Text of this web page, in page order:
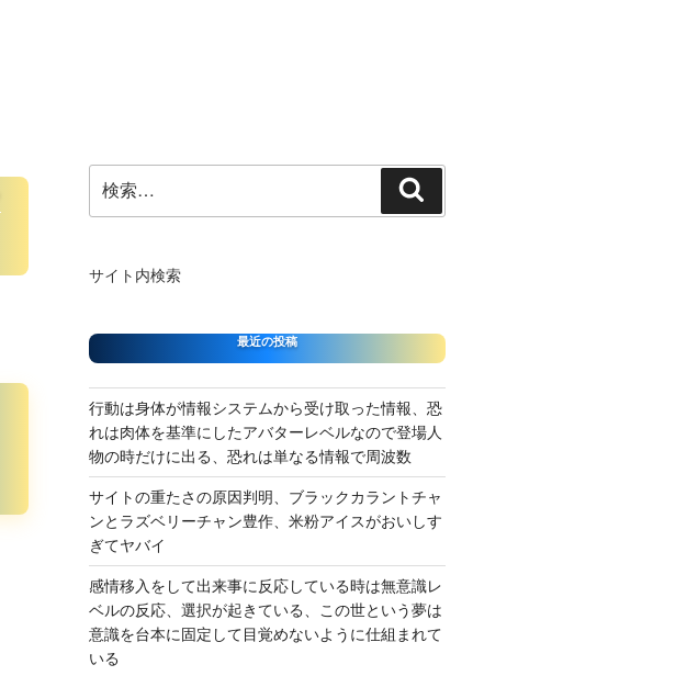
索:
索
サイト内検索
最近の投稿
行動は身体が情報システムから受け取った情報、恐
れは肉体を基準にしたアバターレベルなので登場人
物の時だけに出る、恐れは単なる情報で周波数
サイトの重たさの原因判明、ブラックカラントチャ
ンとラズベリーチャン豊作、米粉アイスがおいしす
ぎてヤバイ
感情移入をして出来事に反応している時は無意識レ
ベルの反応、選択が起きている、この世という夢は
意識を台本に固定して目覚めないように仕組まれて
いる